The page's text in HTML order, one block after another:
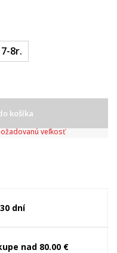
7-8r.
košíka
veľkosť
dní
nad 80.00 €